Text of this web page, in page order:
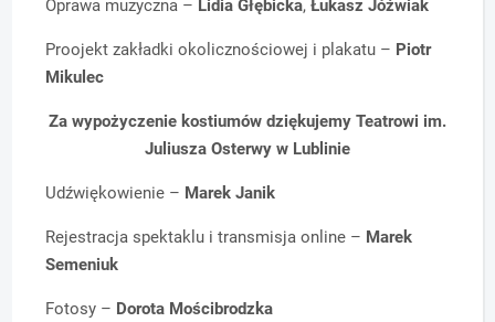
Oprawa muzyczna – Lidia Głębicka,Łukasz Jóźwiak
Proojekt zakładki okolicznościowej i plakatu – Piotr
Mikulec
Za wypożyczenie kostiumów dziękujemy Teatrowi im.
Juliusza Osterwy w Lublinie
Udźwiękowienie – Marek Janik
Rejestracja spektaklu i transmisja online – Marek
Semeniuk
Fotosy – Dorota Mościbrodzka